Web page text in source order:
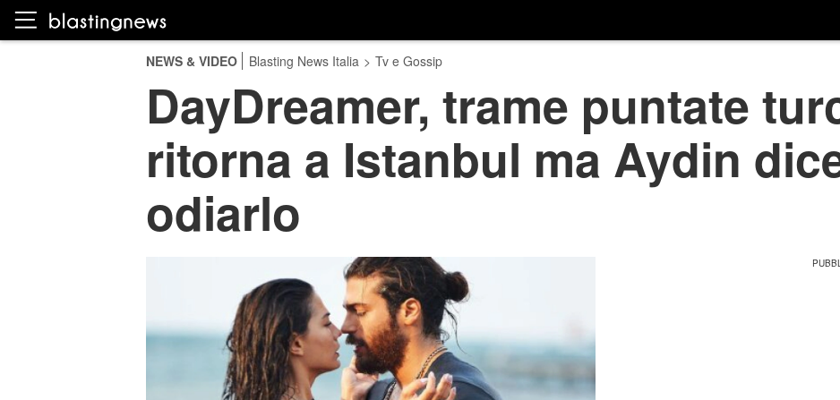
NEWS & VIDEO Blasting News Italia > Tv e Gossip
DayDreamer, trame puntate
ritorna a Istanbul ma Aydin
odiarlo